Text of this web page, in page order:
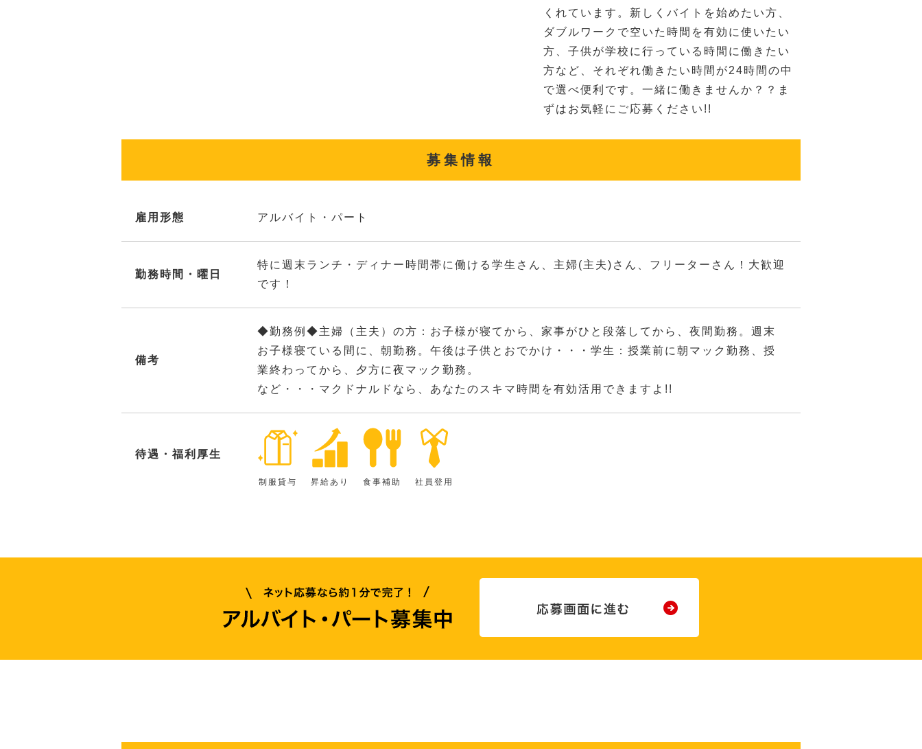
くれています。新しくバイトを始めたい方、
ダブルワークで空いた時間を有効に使いたい
方、子供が学校に行っている時間に働きたい
方など、それぞれ働きたい時間が24時間の中
で選べ便利です。一緒に働きませんか？？ま
ずはお気軽にご応募ください!!
募集情報
雇用形態 アルバイト・パート
勤務時間・曜日
特に週末ランチ・ディナー時間帯に働ける学生さん、主婦(主夫)さん、フリーターさん！大歓迎
です！
備考
◆勤務例◆主婦（主夫）の方：お子様が寝てから、家事がひと段落してから、夜間勤務。週末
お子様寝ている間に、朝勤務。午後は子供とおでかけ・・・学生：授業前に朝マック勤務、授
業終わってから、夕方に夜マック勤務。
など・・・マクドナルドなら、あなたのスキマ時間を有効活用できますよ!!
待遇・福利厚生
制服貸与 昇給あり 食事補助 社員登用